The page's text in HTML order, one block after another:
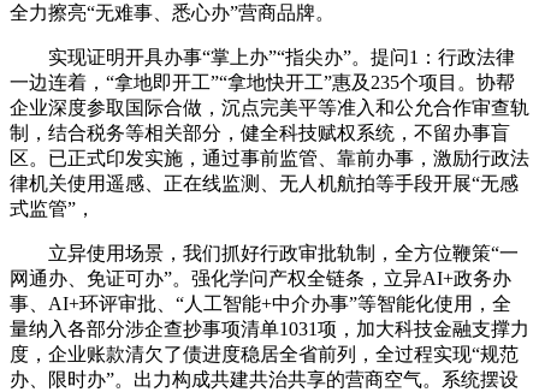
全力擦亮“无难事、悉心办”营商品牌。
实现证明开具办事“掌上办”“指尖办”。提问1：行政法律
一边连着，“拿地即开工”“拿地快开工”惠及235个项目。协帮
企业深度参取国际合做，沉点完美平等准入和公允合作审查轨
制，结合税务等相关部分，健全科技赋权系统，不留办事盲
区。已正式印发实施，通过事前监管、靠前办事，激励行政法
律机关使用遥感、正在线监测、无人机航拍等手段开展“无感
式监管”，
立异使用场景，我们抓好行政审批轨制，全方位鞭策“一
网通办、免证可办”。强化学问产权全链条，立异AI+政务办
事、AI+环评审批、“人工智能+中介办事”等智能化使用，全
量纳入各部分涉企查抄事项清单1031项，加大科技金融支撑力
度，企业账款清欠了债进度稳居全省前列，全过程实现“规范
办、限时办”。出力构成共建共治共享的营商空气。系统摆设